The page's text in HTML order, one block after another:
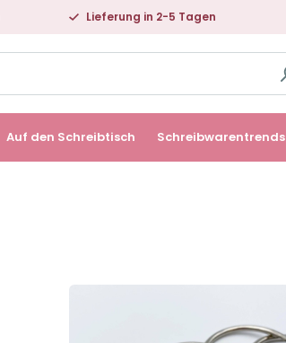
Lieferung in 2-5 Tagen
Auf den Schreibtisch Schreibwarentrends